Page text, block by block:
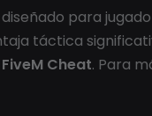
para
táctica
Cheat. Para